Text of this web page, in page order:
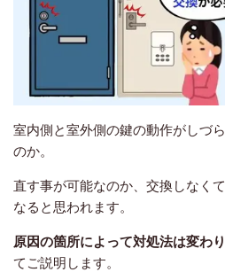
室内側と室外側の鍵の動作がしづ
のか。
直す事が可能なのか、交換しなく
なると思われます。
原因の箇所によって対処法は変わ
てご説明します。